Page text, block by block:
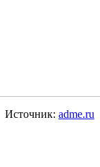
Источник: adme.ru